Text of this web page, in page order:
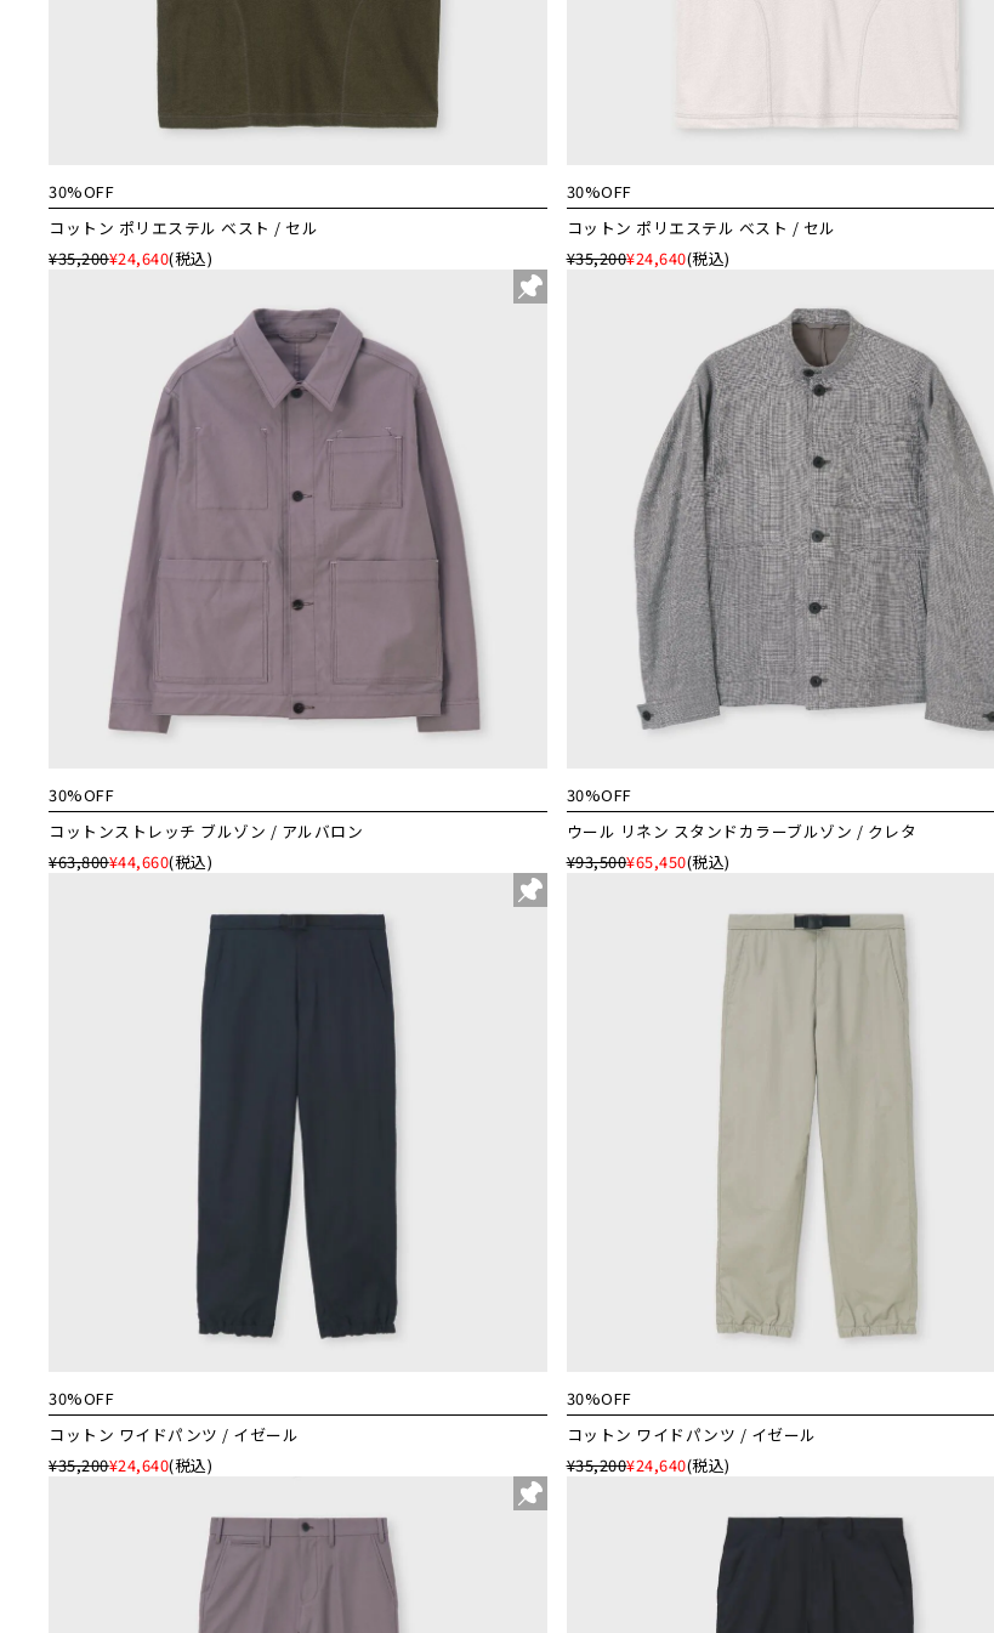
30%OFF
コットン ポリエステル ベスト / セル
¥35,200¥24,640(税込)
30%OFF
コットン ポリエステル ベスト / セル
¥35,200¥24,640(税込)
30%OFF
コットンストレッチ ブルゾン / アルバロン
¥63,800¥44,660(税込)
30%OFF
ウール リネン スタンドカラーブルゾン / クレタ
¥93,500¥65,450(税込)
30%OFF
コットン ワイドパンツ / イゼール
¥35,200¥24,640(税込)
30%OFF
コットン ワイドパンツ / イゼール
¥35,200¥24,640(税込)